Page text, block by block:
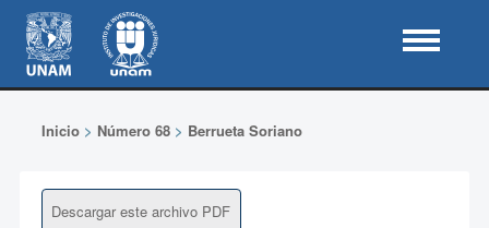
Inicio> Número 68> Berrueta Soriano
Descargar este archivo PDF